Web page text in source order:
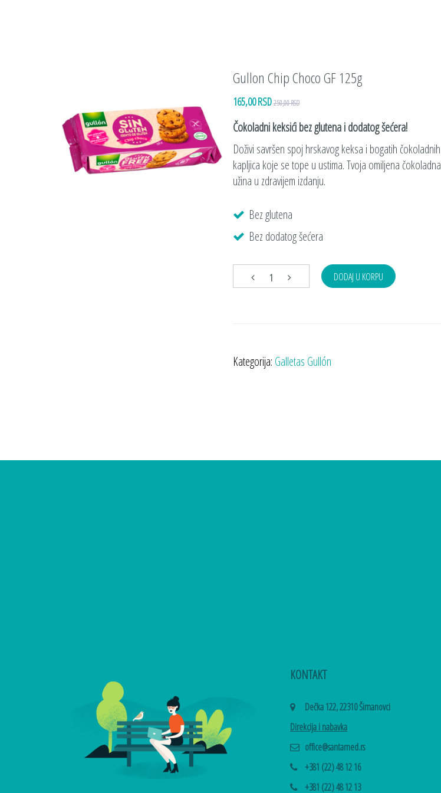
Gullon Chip Choco GF 125g
165,00 RSD250,00 RSD
Čokoladni keksići bez glutena i dodatog šećera!
Doživi savršen spoj hrskavog keksa i bogatih čokoladnih
kapljica koje se tope u ustima. Tvoja omiljena čokoladna
užina u zdravijem izdanju.
Bez glutena
Bez dodatog šećera
DODAJ U KORPU
Kategorija: Galletas Gullón
KONTAKT
Dečka 122, 22310 Šimanovci
Direkcija i nabavka
office@santamed.rs
+381 (22) 48 12 16
+381 (22) 48 12 13